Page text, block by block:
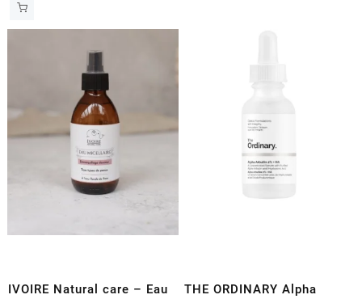
IVOIRE Natural care – Eau
THE ORDINARY Alpha